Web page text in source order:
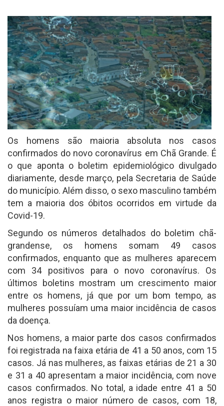
Os homens são maioria absoluta nos casos
confirmados do novo coronavírus em Chã Grande. É
o que aponta o boletim epidemiológico divulgado
diariamente, desde março, pela Secretaria de Saúde
do município. Além disso, o sexo masculino também
tem a maioria dos óbitos ocorridos em virtude da
Covid-19.
Segundo os números detalhados do boletim chã-
grandense, os homens somam 49 casos
confirmados, enquanto que as mulheres aparecem
com 34 positivos para o novo coronavírus. Os
últimos boletins mostram um crescimento maior
entre os homens, já que por um bom tempo, as
mulheres possuíam uma maior incidência de casos
da doença.
Nos homens, a maior parte dos casos confirmados
foi registrada na faixa etária de 41 a 50 anos, com 15
casos. Já nas mulheres, as faixas etárias de 21 a 30
e 31 a 40 apresentam a maior incidência, com nove
casos confirmados. No total, a idade entre 41 a 50
anos registra o maior número de casos, com 18,